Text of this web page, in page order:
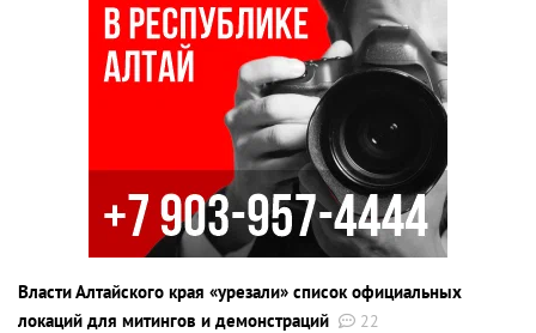
Власти Алтайского края «урезали» список официальных
локаций для митингов и демонстраций
22